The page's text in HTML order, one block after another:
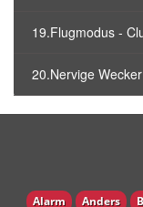
19.Flugmodus -
20.Nervige
Alarm Anders